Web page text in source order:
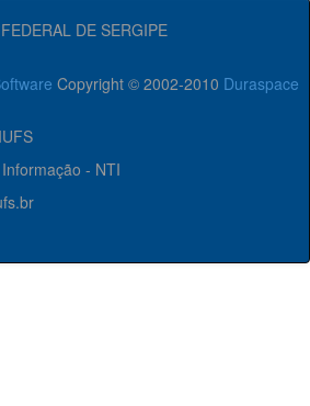
DE SERGIPE
Copyright © 2002-2010 Duraspace
- NTI